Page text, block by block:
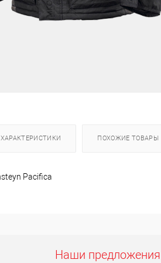
ХАРАКТЕРИСТИКИ ПОХОЖИЕ ТОВАРЫ
Pacifica
Наши предложения